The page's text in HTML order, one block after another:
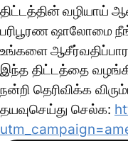
திட்டத்தின் வழியாய்
பரிபூரண ஷாலோமை
உங்களை
இந்த திட்டத்தை
நன்றி தெரிவிக்க
தயவுசெய்து செல்க: